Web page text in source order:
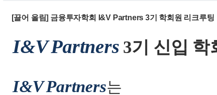
[끌어 올림] 금융투자학회 I&V Partners 3기 학회원 리크루팅
I&VPartners 3기 신입 학
I&VPartners는